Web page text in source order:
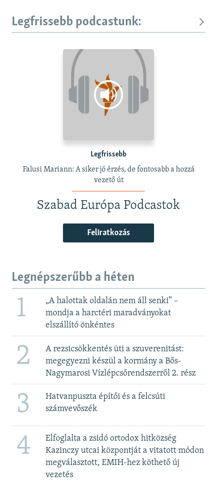
Legfrissebb podcastunk:
Legfrissebb
Falusi Mariann: A siker jó érzés, de fontosabb a hozzá
vezető út
Szabad Európa Podcastok
Feliratkozás
Legnépszerűbb a héten
1
„A halottak oldalán nem áll senki” –
mondja a harctéri maradványokat
elszállító önkéntes
2
A rezsicsökkentés üti a szuverenitást:
megegyezni készül a kormány a Bős-
Nagymarosi Vízlépcsőrendszerről 2. rész
3
Hatvanpuszta építői és a felcsúti
számvevőszék
4
Elfoglalta a zsidó ortodox hitközség
Kazinczy utcai központját a vitatott módon
megválasztott, EMIH-hez köthető új
vezetés